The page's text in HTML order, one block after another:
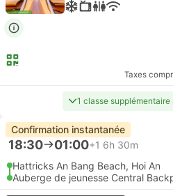
Taxes
1 classe supplémentaire
Confirmation instantanée
18:30 01:00+1 6h 30m
Hattricks An Bang Beach, Hoi An
Auberge de jeunesse Central